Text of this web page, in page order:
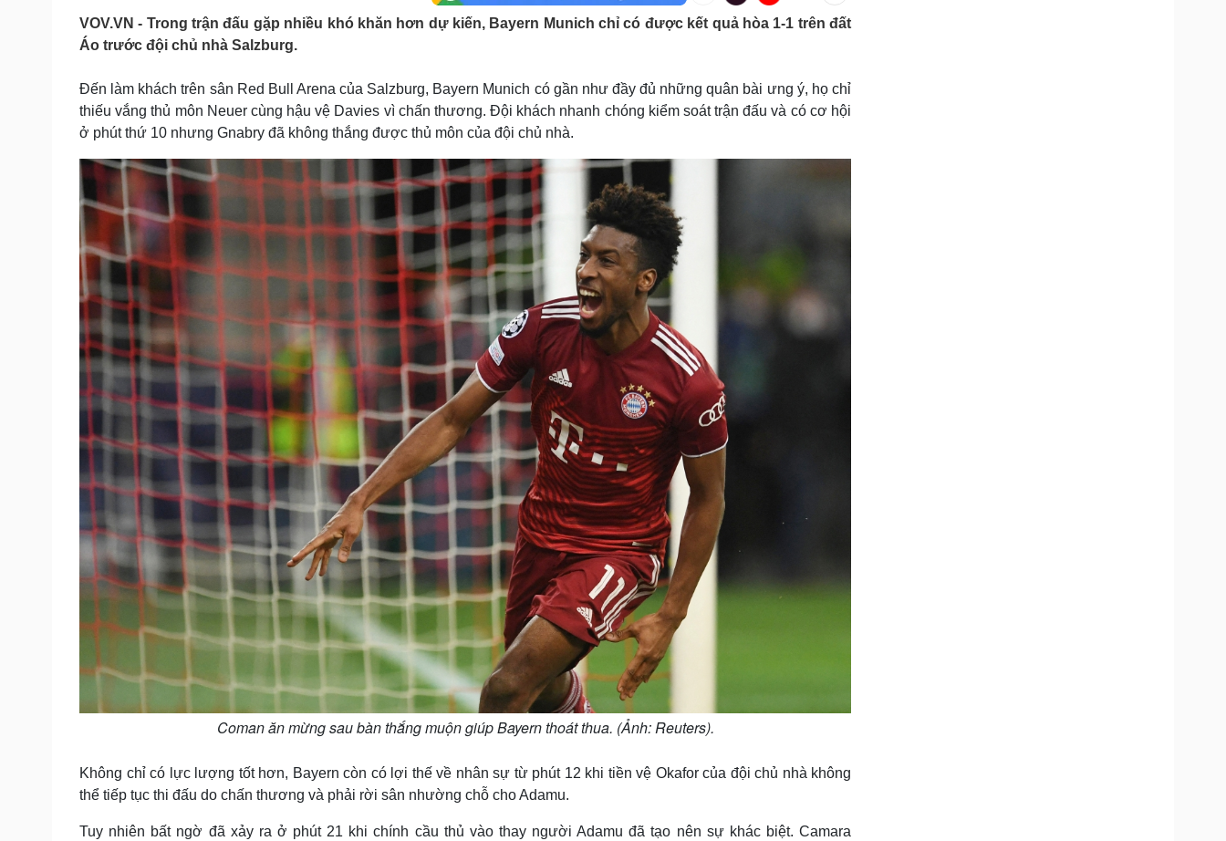
Tin nóng
Tư vấn luật
Việt Nam
Phân tích
Lịch thi đấu bóng đá
Hậu trường
Xe máy
Doanh nghiệp 24h
Sức khỏe
Dinh dưỡng - món ngon
Cây thuốc
Sản phụ khoa
Nhi khoa
Nam khoa
Làm đẹp - giảm cân
Phòng mạch online
Ăn sạch sống khỏe
Đời sống
Blog
Tình yêu - Gia đình
Văn hóa
Sân khấu - Điện ảnh
Văn học
Âm nhạc
Di sản
Giải trí
Thời trang
Sao Việt
Du lịch
Săn Tour
Cải chính
VOV.VN - Trong trận đấu gặp nhiều khó khăn hơn dự kiến, Bayern Munich chỉ có được kết quả hòa 1-1 trên đất
Áo trước đội chủ nhà Salzburg.
Đến làm khách trên sân Red Bull Arena của Salzburg, Bayern Munich có gần như đầy đủ những quân bài ưng ý, họ chỉ
thiếu vắng thủ môn Neuer cùng hậu vệ Davies vì chấn thương. Đội khách nhanh chóng kiểm soát trận đấu và có cơ hội
ở phút thứ 10 nhưng Gnabry đã không thắng được thủ môn của đội chủ nhà.
Coman ăn mừng sau bàn thắng muộn giúp Bayern thoát thua. (Ảnh: Reuters).
Không chỉ có lực lượng tốt hơn, Bayern còn có lợi thế về nhân sự từ phút 12 khi tiền vệ Okafor của đội chủ nhà không
thể tiếp tục thi đấu do chấn thương và phải rời sân nhường chỗ cho Adamu.
Tuy nhiên bất ngờ đã xảy ra ở phút 21 khi chính cầu thủ vào thay người Adamu đã tạo nên sự khác biệt. Camara